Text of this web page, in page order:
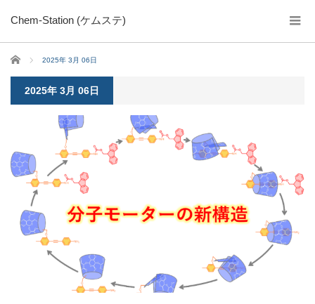
Chem-Station (ケムステ)
ホーム 2025年 3月 06日
2025年 3月 06日